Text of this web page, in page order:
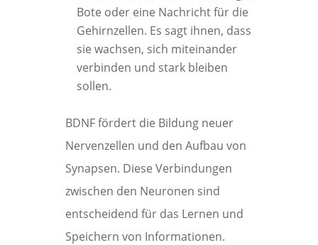
Bote oder eine Nachricht für die
Gehirnzellen. Es sagt ihnen, dass
sie wachsen, sich miteinander
verbinden und stark bleiben
sollen.
BDNF fördert die Bildung neuer
Nervenzellen und den Aufbau von
Synapsen. Diese Verbindungen
zwischen den Neuronen sind
entscheidend für das Lernen und
Speichern von Informationen.